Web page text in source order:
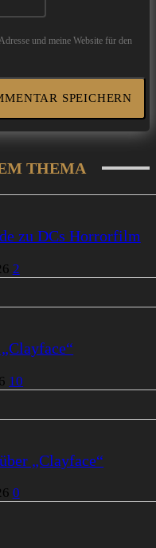
und meine Website für den
THEMA
zu DCs Horrorfilm
2
10
„Clayface“
0